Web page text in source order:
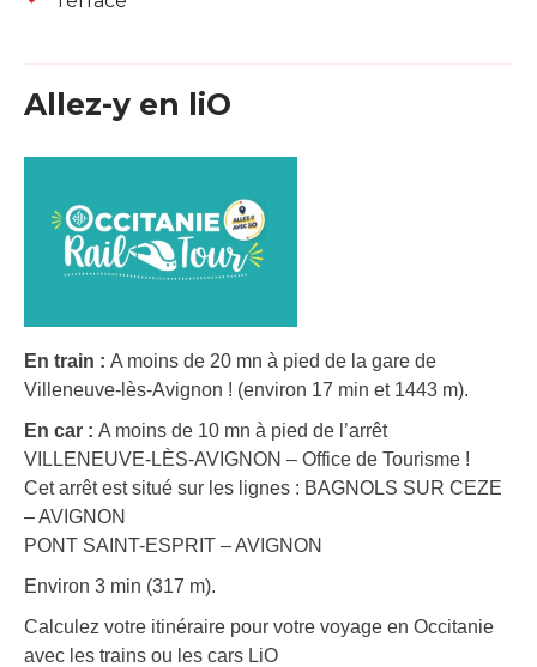
Allez-y en liO
En train : A moins de 20 mn à pied de la gare de
Villeneuve-lès-Avignon ! (environ 17 min et 1443 m).
En car : A moins de 10 mn à pied de l’arrêt
VILLENEUVE-LÈS-AVIGNON – Office de Tourisme !
Cet arrêt est situé sur les lignes : BAGNOLS SUR CEZE
– AVIGNON
PONT SAINT-ESPRIT – AVIGNON
Environ 3 min (317 m).
Calculez votre itinéraire pour votre voyage en Occitanie
avec les trains ou les cars LiO